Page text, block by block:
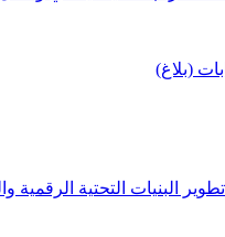
(بلاغ)
البنيات التحتية الرقمية